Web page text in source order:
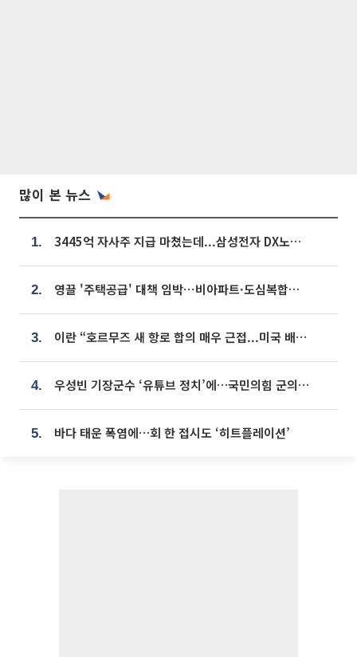
많이 본 뉴스
1. 3445억 자사주 지급 마쳤는데...삼성전자 DX노조, 뒤늦은 '떼쓰기 집회'
2. 영끌 '주택공급' 대책 임박⋯비아파트·도심복합까지 총동원
3. 이란 “호르무즈 새 항로 합의 매우 근접...미국 배상 먼저”
4. 우성빈 기장군수 ‘유튜브 정치’에…국민의힘 군의원들 집단 반발
5. 바다 태운 폭염에…회 한 접시도 ‘히트플레이션’